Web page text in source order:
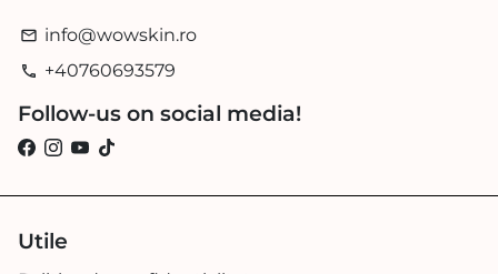
email info@wowskin.ro
phone +40760693579
Follow-us on social media!
Utile